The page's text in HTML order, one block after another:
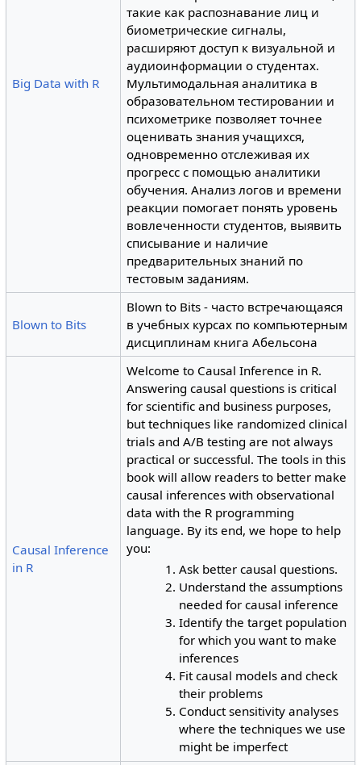
Big Data with R
такие как распознавание лиц и
биометрические сигналы,
расширяют доступ к визуальной и
аудиоинформации о студентах.
Мультимодальная аналитика в
образовательном тестировании и
психометрике позволяет точнее
оценивать знания учащихся,
одновременно отслеживая их
прогресс с помощью аналитики
обучения. Анализ логов и времени
реакции помогает понять уровень
вовлеченности студентов, выявить
списывание и наличие
предварительных знаний по
тестовым заданиям.
Blown to Bits
Blown to Bits - часто встречающаяся
в учебных курсах по компьютерным
дисциплинам книга Абельсона
Causal Inference
in R
Welcome to Causal Inference in R.
Answering causal questions is critical
for scientific and business purposes,
but techniques like randomized clinical
trials and A/B testing are not always
practical or successful. The tools in this
book will allow readers to better make
causal inferences with observational
data with the R programming
language. By its end, we hope to help
you:
Ask better causal questions.
Understand the assumptions
needed for causal inference
Identify the target population
for which you want to make
inferences
Fit causal models and check
their problems
Conduct sensitivity analyses
where the techniques we use
might be imperfect